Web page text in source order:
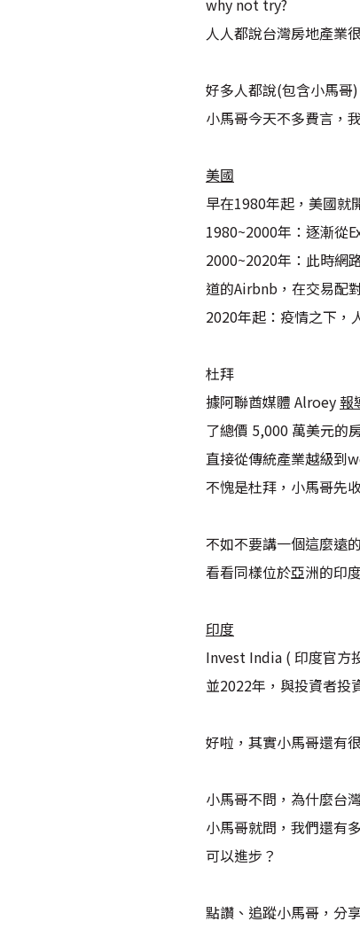
why not try?
人人都說台灣房地產業
好多人都說(包含小馬哥
小馬哥今天不多費言，
美國
早在1980年起，美國就
1980~2000年：逐漸從
2000~2020年：此時網
道的Airbnb，在交易配
2020年起：疫情之下，
杜拜
據阿聯酋媒體 Alroey報
了總價 5,000 萬美元的
直接從傳統產業越級到
不愧是杜拜，小馬哥先
不如不要講一個這麼遠的
看看同樣位於亞洲的印
印度
Invest India ( 印度官方
並2022年，與投資者投
好啦，其實小馬哥還有
小馬哥不問，為什麼台
小馬哥就問，我們還有
可以進步？
點讚、追蹤小馬哥，分